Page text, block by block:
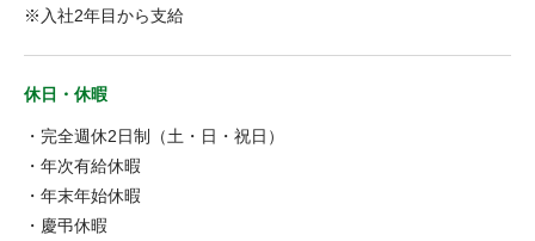
※入社2年目から支給
休日・休暇
・完全週休2日制（土・日・祝日）
・年次有給休暇
・年末年始休暇
・慶弔休暇